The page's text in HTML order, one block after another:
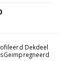
Dekdeel